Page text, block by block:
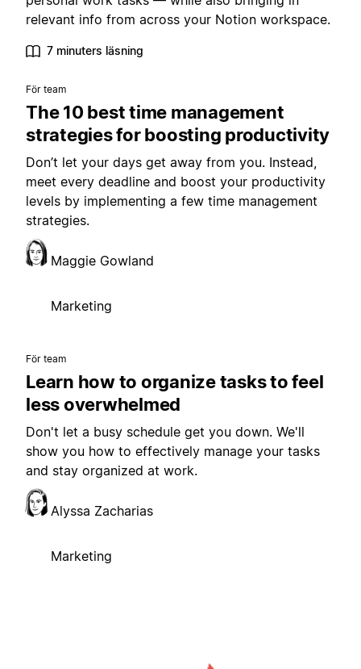
relevant info from across your Notion workspace.
7 minuters läsning
För team
The 10 best time management
strategies for boosting productivity
Don’t let your days get away from you. Instead,
meet every deadline and boost your productivity
levels by implementing a few time management
strategies.
Maggie Gowland
Marketing
För team
Learn how to organize tasks to feel
less overwhelmed
Don't let a busy schedule get you down. We'll
show you how to effectively manage your tasks
and stay organized at work.
Alyssa Zacharias
Marketing